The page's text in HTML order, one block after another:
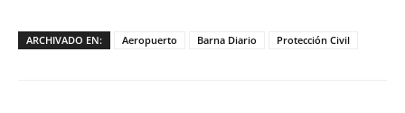
ARCHIVADO EN: Aeropuerto Barna Diario Protección Civil